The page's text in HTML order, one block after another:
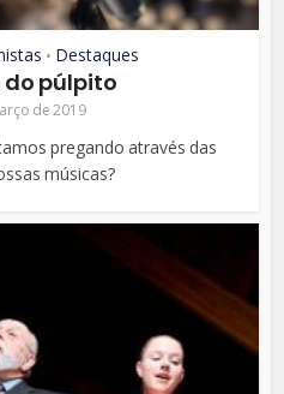
• Destaques
do púlpito
de 2019
pregando através das
músicas?